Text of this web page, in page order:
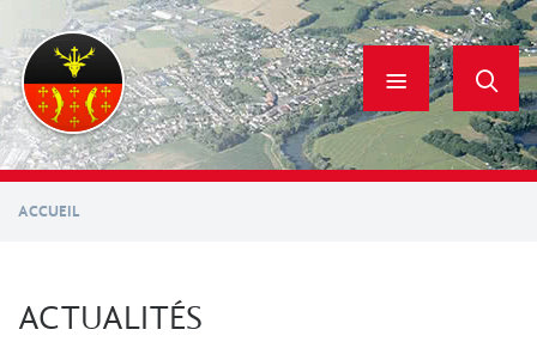
contenu
principal
ACCUEIL
ACTUALITÉS